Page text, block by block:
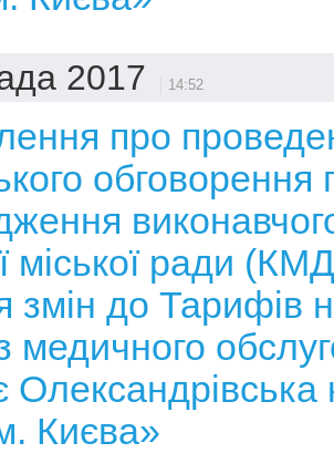
2017 14:52
про
обговорення
міської ради
змін до Тарифів
медичного
Олександрівська
Києва»